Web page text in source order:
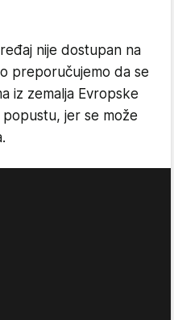
nije dostupan na
preporučujemo da se
iz zemalja Evropske
jer se može